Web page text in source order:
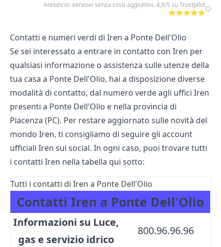
Annuncio: servizio senza costi aggiuntivi. 4,8/5 su Trustpilot
⭐⭐⭐⭐⭐
Contatti e numeri verdi di Iren a Ponte Dell'Olio
Se sei interessato a entrare in contatto con Iren per
qualsiasi informazione o assistenza sulle utenze della
tua casa a Ponte Dell'Olio, hai a disposizione diverse
modalità di contatto, dal numero verde agli uffici Iren
presenti a Ponte Dell'Olio e nella provincia di
Piacenza (PC). Per restare aggiornato sulle novità del
mondo Iren, ti consigliamo di seguire gli account
ufficiali Iren sui social. In ogni caso, puoi trovare tutti
i contatti Iren nella tabella qui sotto:
Tutti i contatti di Iren a Ponte Dell'Olio
Contatti Iren a Ponte Dell'Olio
Informazioni su Luce,
gas e servizio idrico
800.96.96.96